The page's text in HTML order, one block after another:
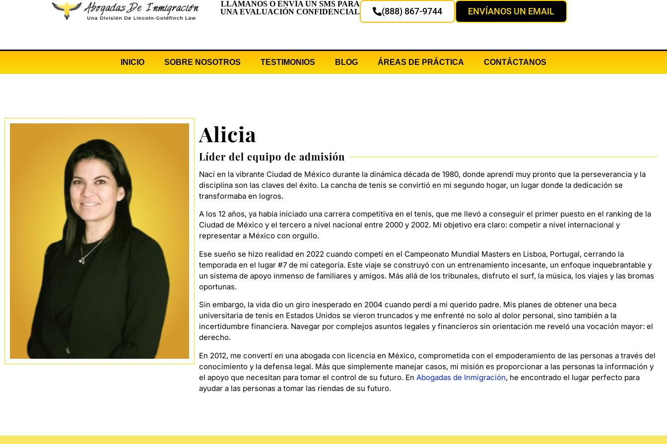
LLÁMANOS O ENVÍA UN SMS PARA
UNA EVALUACIÓN CONFIDENCIAL
(888) 867-9744 ENVÍANOS UN EMAIL
INICIO SOBRE NOSOTROS TESTIMONIOS BLOG ÁREAS DE PRÁCTICA CONTÁCTANOS
Alicia
Líder del equipo de admisión
Nací en la vibrante Ciudad de México durante la dinámica década de 1980, donde aprendí muy pronto que la perseverancia y la
disciplina son las claves del éxito. La cancha de tenis se convirtió en mi segundo hogar, un lugar donde la dedicación se
transformaba en logros.
A los 12 años, ya había iniciado una carrera competitiva en el tenis, que me llevó a conseguir el primer puesto en el ranking de la
Ciudad de México y el tercero a nivel nacional entre 2000 y 2002. Mi objetivo era claro: competir a nivel internacional y
representar a México con orgullo.
Ese sueño se hizo realidad en 2022 cuando competí en el Campeonato Mundial Masters en Lisboa, Portugal, cerrando la
temporada en el lugar #7 de mi categoría. Este viaje se construyó con un entrenamiento incesante, un enfoque inquebrantable y
un sistema de apoyo inmenso de familiares y amigos. Más allá de los tribunales, disfruto el surf, la música, los viajes y las bromas
oportunas.
Sin embargo, la vida dio un giro inesperado en 2004 cuando perdí a mi querido padre. Mis planes de obtener una beca
universitaria de tenis en Estados Unidos se vieron truncados y me enfrenté no solo al dolor personal, sino también a la
incertidumbre financiera. Navegar por complejos asuntos legales y financieros sin orientación me reveló una vocación mayor: el
derecho.
En 2012, me convertí en una abogada con licencia en México, comprometida con el empoderamiento de las personas a través del
conocimiento y la defensa legal. Más que simplemente manejar casos, mi misión es proporcionar a las personas la información y
el apoyo que necesitan para tomar el control de su futuro. En Abogadas de Inmigración, he encontrado el lugar perfecto para
ayudar a las personas a tomar las riendas de su futuro.